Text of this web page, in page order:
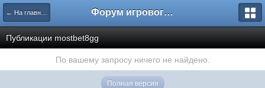
← На главную Форум игрового проекта Riverrise
Публикации mostbet8gg
По вашему запросу ничего не найдено.
Полная версия